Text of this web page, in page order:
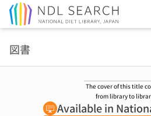
図書
The cover of this title
from library to
Available in